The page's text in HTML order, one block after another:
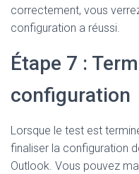
correctement, vous
configuration a réussi.
Étape 7 :
configuration
Lorsque le test est
finaliser la configuration
Outlook. Vous pouvez